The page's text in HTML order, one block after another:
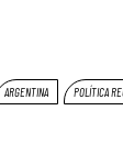
ARGENTINA POLÍTICA